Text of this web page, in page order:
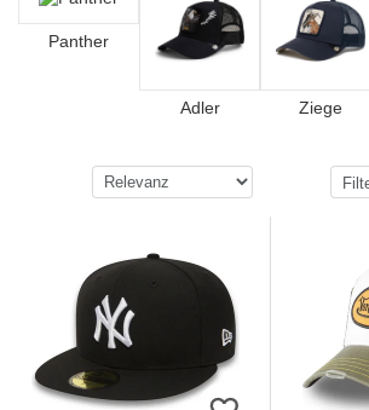
Panther
Adler Ziege